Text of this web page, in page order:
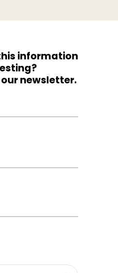
information
newsletter.